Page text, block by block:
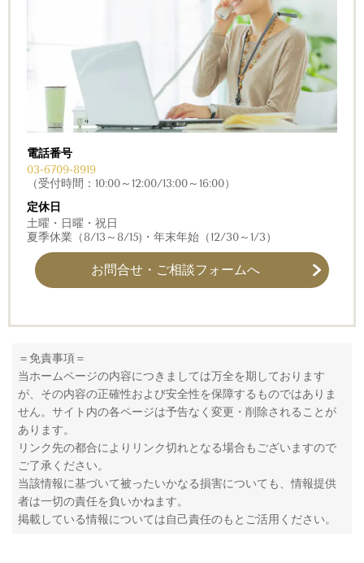
電話番号
03-6709-8919
（受付時間：10:00～12:00/13:00～16:00）
定休日
土曜・日曜・祝日
夏季休業（8/13～8/15)・年末年始（12/30～1/3）
お問合せ・ご相談フォームへ
＝免責事項＝
当ホームページの内容につきましては万全を期しております
が、その内容の正確性および安全性を保障するものではありま
せん。サイト内の各ページは予告なく変更・削除されることが
あります。
リンク先の都合によりリンク切れとなる場合もございますので
ご了承ください。
当該情報に基づいて被ったいかなる損害についても、情報提供
者は一切の責任を負いかねます。
掲載している情報については自己責任のもとご活用ください。